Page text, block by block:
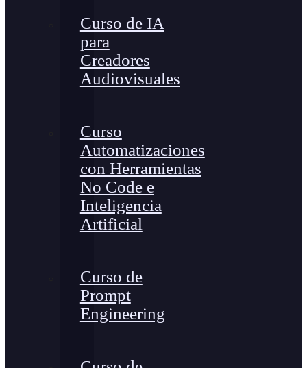
Curso de IA
para
Creadores
Audiovisuales
Curso
Automatizaciones
con Herramientas
No Code e
Inteligencia
Artificial
Curso de
Prompt
Engineering